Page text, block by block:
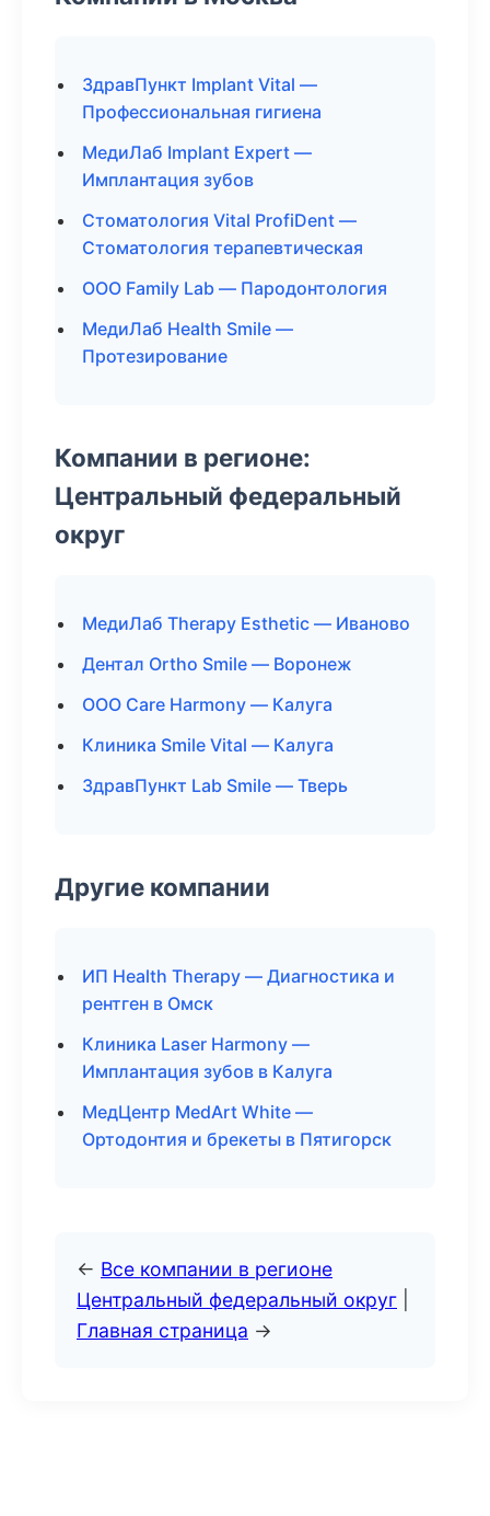
ЗдравПункт Implant Vital —
Профессиональная гигиена
МедиЛаб Implant Expert —
Имплантация зубов
Стоматология Vital ProfiDent —
Стоматология терапевтическая
ООО Family Lab — Пародонтология
МедиЛаб Health Smile —
Протезирование
Компании в регионе:
Центральный федеральный
округ
МедиЛаб Therapy Esthetic — Иваново
Дентал Ortho Smile — Воронеж
ООО Care Harmony — Калуга
Клиника Smile Vital — Калуга
ЗдравПункт Lab Smile — Тверь
Другие компании
ИП Health Therapy — Диагностика и
рентген в Омск
Клиника Laser Harmony —
Имплантация зубов в Калуга
МедЦентр MedArt White —
Ортодонтия и брекеты в Пятигорск
← Все компании в регионе
Центральный федеральный округ
Главная страница →